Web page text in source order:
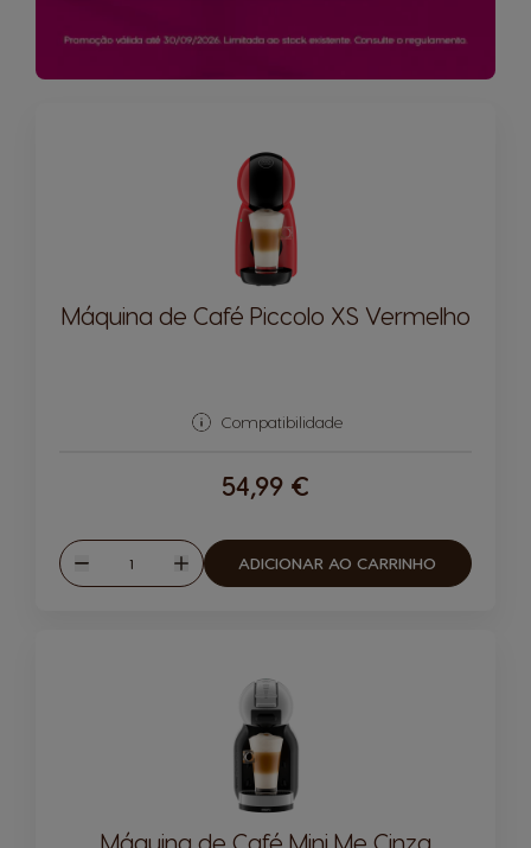
Máquina de Café Piccolo XS Vermelho
Compatibilidade
54,99 €
Reduzir
Quantidade
Aumentar
ADICIONAR AO CARRINHO
Máquina de Café Mini Me Cinza